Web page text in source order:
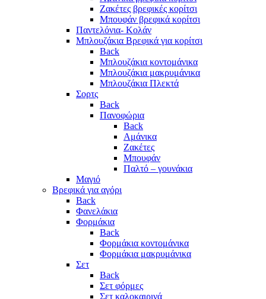
Ζακέτες βρεφικές κορίτσι
Μπουφάν βρεφικά κορίτσι
Παντελόνια- Κολάν
Μπλουζάκια Βρεφικά για κορίτσι
Back
Μπλουζάκια κοντομάνικα
Μπλουζάκια μακρυμάνικα
Μπλουζάκια Πλεκτά
Σορτς
Back
Πανοφώρια
Back
Αμάνικα
Ζακέτες
Μπουφάν
Παλτό – γουνάκια
Μαγιό
Βρεφικά για αγόρι
Back
Φανελάκια
Φορμάκια
Back
Φορμάκια κοντομάνικα
Φορμάκια μακρυμάνικα
Σετ
Back
Σετ φόρμες
Σετ καλοκαιρινά